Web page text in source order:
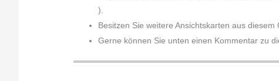
).
Besitzen Sie weitere Ansichtskarten aus
Gerne können Sie unten einen Kommentar zu